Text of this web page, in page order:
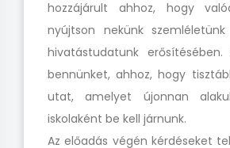
hozzájárult ahhoz, hogy
nyújtson nekünk szemléletünk
hivatástudatunk
bennünket, ahhoz, hogy
utat, amelyet újonnan
iskolaként be kell járnunk.
Az előadás végén kérdéseket